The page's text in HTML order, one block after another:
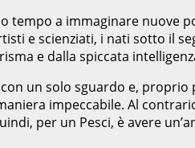
tempo a immaginare nuove
e scienziati, i nati sotto il
e dalla spiccata
un solo sguardo e,
impeccabile. Al
per un Pesci, è avere